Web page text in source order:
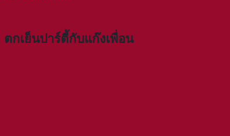
ตกเย็นปาร์ตี้กับแก๊งเพื่อน